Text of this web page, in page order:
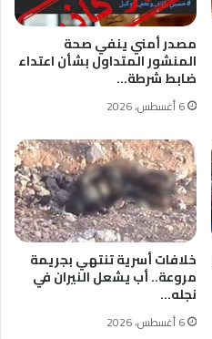
مصدر أمني ينفي صحة
المنشور المتداول بشأن اعتداء
ضابط شرطة…
6 أغسطس، 2026
خلافات أسرية تنتهي بجريمة
مروعة.. أب يشعل النيران في
نجله…
6 أغسطس، 2026